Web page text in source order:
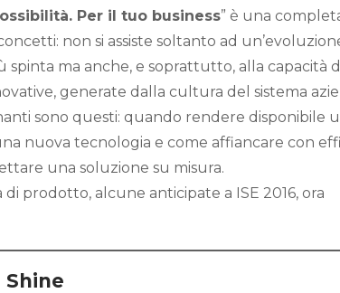
Per il tuo business” è una
non si assiste soltanto ad
spinta ma anche, e soprattutto, alla capacità
generate dalla cultura del sistema
sono questi: quando rendere disponibile
nuova tecnologia e come affiancare con
una soluzione su misura.
prodotto, alcune anticipate a ISE 2016, ora